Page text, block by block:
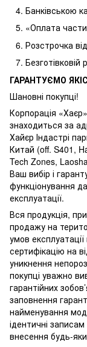
Банківською
«Оплата
Розстрочка
Безготівковій
ГАРАНТУЄМО
Шановні покупці!
Корпорація
знаходиться за
Хайєр Індастрі
Китай (off. S401,
Tech Zones,
Ваш вибір і
функціонування
експлуатації.
Вся продукція,
продажу на
умов експлуатації
сертифікацію на
уникнення
покупці уважно
гарантійних
заповнення
найменування
ідентичні
внесення будь-